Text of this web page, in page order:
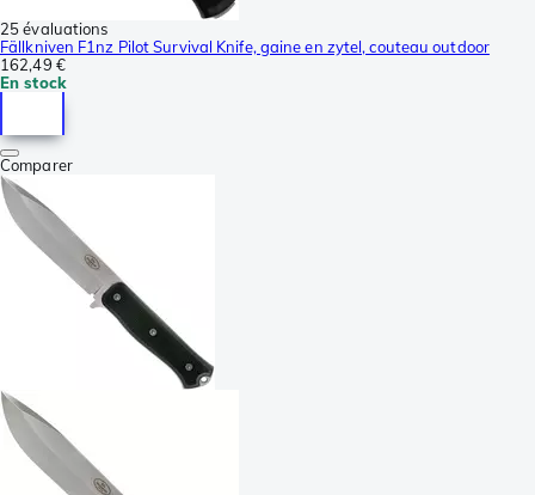
25 évaluations
Fällkniven F1nz Pilot Survival Knife, gaine en zytel, couteau outdoor
162,49 €
En stock
Comparer